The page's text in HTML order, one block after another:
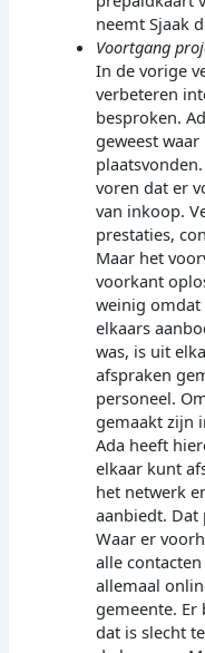
neemt Sjaak
Voortgang
In de vorige
verbeteren
besproken.
geweest
voren dat er
van inkoop.
prestaties,
Maar het
voorkant
weinig omdat
elkaars
was, is uit
afspraken
personeel.
gemaakt zijn
Ada heeft
elkaar kunt
het netwerk
aanbiedt. Dat
Waar er
alle
allemaal
gemeente. Er
dat is slecht